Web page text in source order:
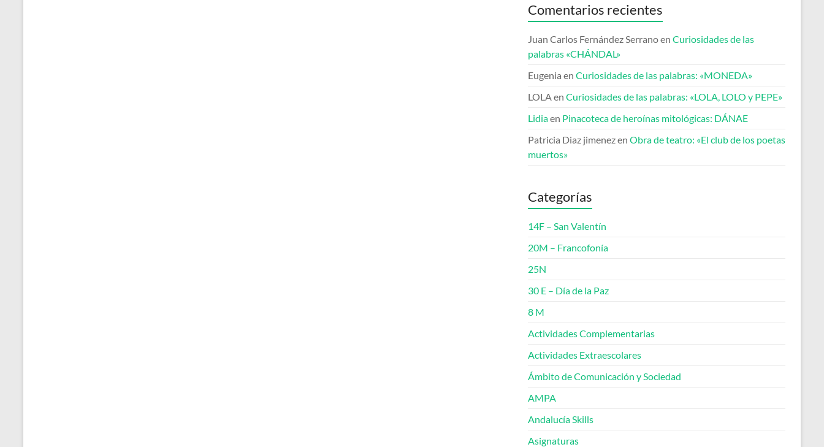
Comentarios recientes
Juan Carlos Fernández Serranoen Curiosidades de las
palabras «CHÁNDAL»
Eugenia en Curiosidades de las palabras: «MONEDA»
LOLAen Curiosidades de las palabras: «LOLA, LOLO y PEPE»
Lidiaen Pinacoteca de heroínas mitológicas: DÁNAE
Patricia Diaz jimenezen Obra de teatro: «El club de los poetas
muertos»
Categorías
14F – San Valentín
20M – Francofonía
25N
30 E – Día de la Paz
8 M
Actividades Complementarias
Actividades Extraescolares
Ámbito de Comunicación y Sociedad
AMPA
Andalucía Skills
Asignaturas